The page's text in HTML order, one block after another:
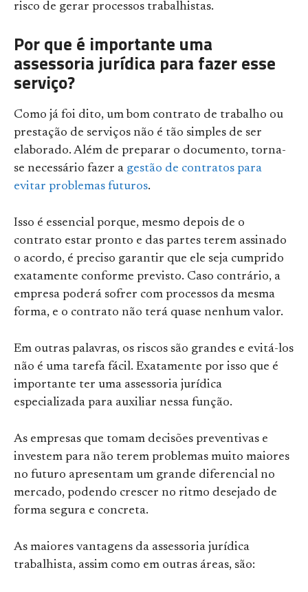
risco de gerar processos trabalhistas.
Por que é importante uma
assessoria jurídica para fazer esse
serviço?
Como já foi dito, um bom contrato de trabalho ou
prestação de serviços não é tão simples de ser
elaborado. Além de preparar o documento, torna-
se necessário fazer a gestão de contratos para
evitar problemas futuros.
Isso é essencial porque, mesmo depois de o
contrato estar pronto e das partes terem assinado
o acordo, é preciso garantir que ele seja cumprido
exatamente conforme previsto. Caso contrário, a
empresa poderá sofrer com processos da mesma
forma, e o contrato não terá quase nenhum valor.
Em outras palavras, os riscos são grandes e evitá-los
não é uma tarefa fácil. Exatamente por isso que é
importante ter uma assessoria jurídica
especializada para auxiliar nessa função.
As empresas que tomam decisões preventivas e
investem para não terem problemas muito maiores
no futuro apresentam um grande diferencial no
mercado, podendo crescer no ritmo desejado de
forma segura e concreta.
As maiores vantagens da assessoria jurídica
trabalhista, assim como em outras áreas, são: